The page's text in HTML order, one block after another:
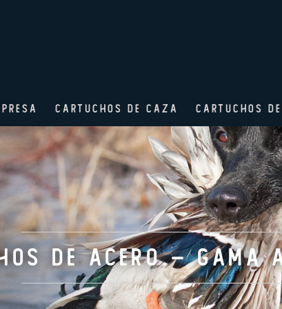
CARTUCHOS DE CAZA CARTUCHOS
de Acero – Gama